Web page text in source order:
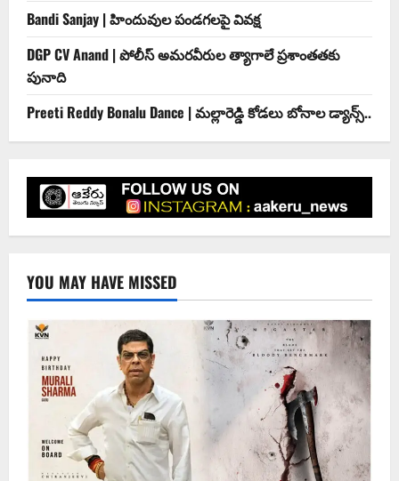
Bandi Sanjay | హిందువుల పండ‌గ‌ల‌పై వివ‌క్ష‌
DGP CV Anand | పోలీస్ అమరవీరుల త్యాగాలే ప్రశాంతతకు
పునాది
Preeti Reddy Bonalu Dance | మ‌ల్లారెడ్డి కోడ‌లు బోనాల‌ డ్యాన్స్..
YOU MAY HAVE MISSED